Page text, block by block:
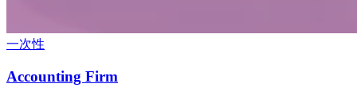
一次性
Accounting Firm